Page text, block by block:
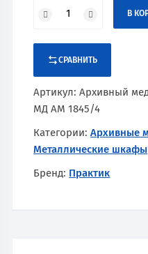
В
СРАВНИТЬ
Артикул:Архивный
МД АМ 1845/4
Категории:Архивные
Металлические шкафы
Бренд: Практик